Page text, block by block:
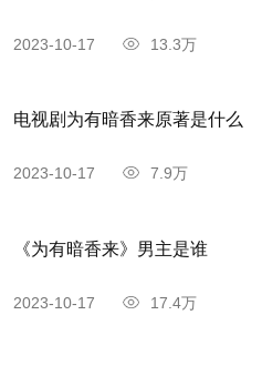
2023-10-17 13.3万
电视剧为有暗香来原著是什么
2023-10-17 7.9万
《为有暗香来》男主是谁
2023-10-17 17.4万